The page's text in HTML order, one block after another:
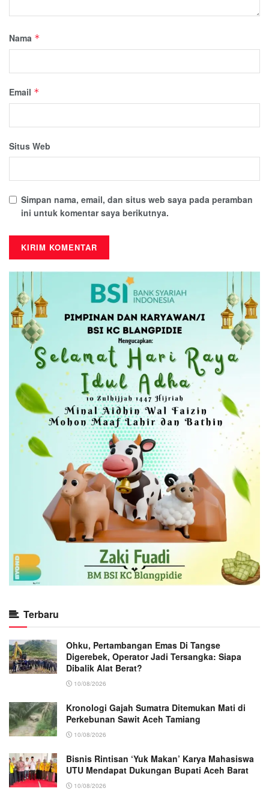
Nama *
Email *
Situs Web
Simpan nama, email, dan situs web saya pada peramban
ini untuk komentar saya berikutnya.
Terbaru
Ohku, Pertambangan Emas Di Tangse
Digerebek, Operator Jadi Tersangka: Siapa
Dibalik Alat Berat?
10/08/2026
Kronologi Gajah Sumatra Ditemukan Mati di
Perkebunan Sawit Aceh Tamiang
10/08/2026
Bisnis Rintisan ‘Yuk Makan’ Karya Mahasiswa
UTU Mendapat Dukungan Bupati Aceh Barat
10/08/2026